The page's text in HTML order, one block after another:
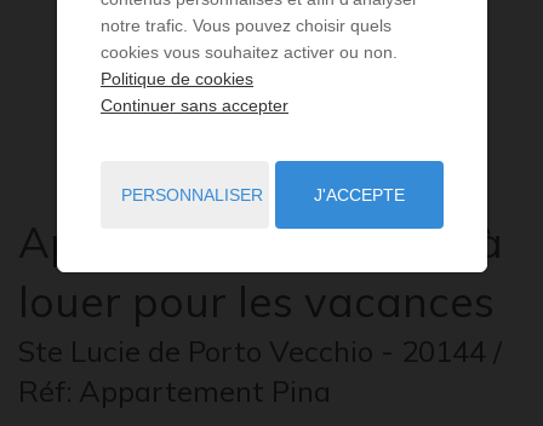
Appartement3 pièces
à
louer pour les vacances
Ste Lucie de Porto Vecchio - 20144 /
Réf: Appartement Pina
notre trafic. Vous pouvez choisir quels
cookies vous souhaitez activer ou non.
Politique de cookies
Continuer sans accepter
PERSONNALISER J'ACCEPTE